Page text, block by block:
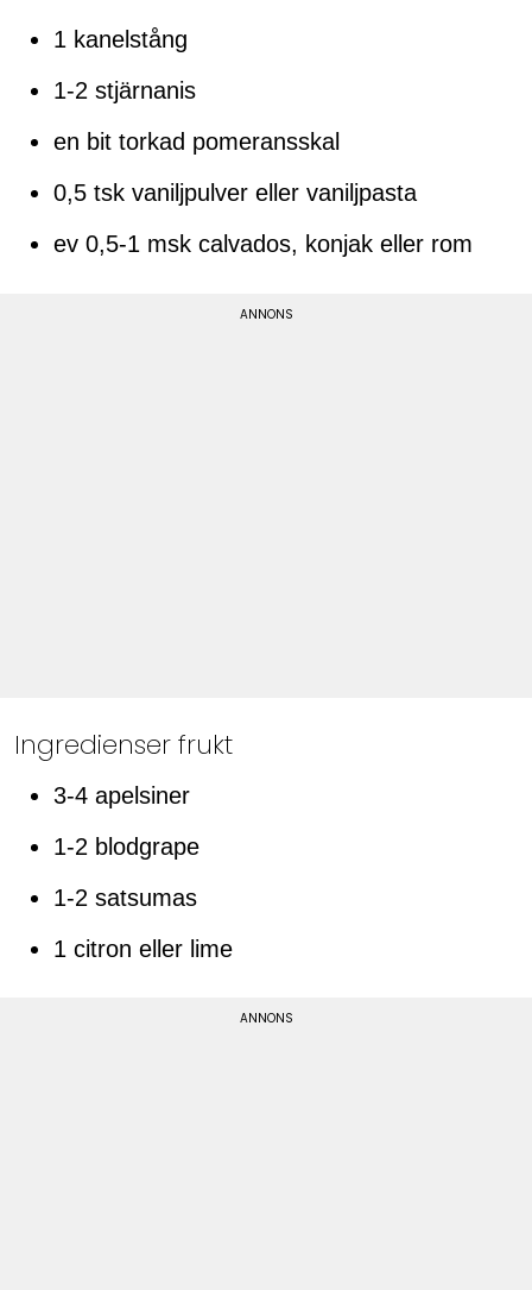
1 kanelstång
1-2 stjärnanis
en bit torkad pomeransskal
0,5 tsk vaniljpulver eller vaniljpasta
ev 0,5-1 msk calvados, konjak eller rom
Ingredienser frukt
3-4 apelsiner
1-2 blodgrape
1-2 satsumas
1 citron eller lime